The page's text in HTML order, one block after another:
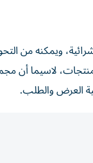
ويمكنه من
لاسيما أن
العرض والطلب.